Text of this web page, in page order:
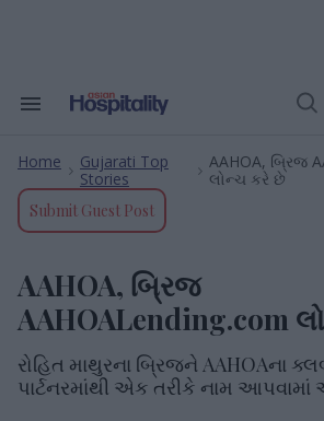
Search
Navigation
Open
Home
Gujarati Top
Stories
AAHOA, બ્રિજ
લોન્ચ કરે છે
Submit Guest Post
AAHOA, બ્રિજ
AAHOALending.com
રોહિત માથુરના બ્રિજને AAHOAના
પાર્ટનરમાંથી એક તરીકે નામ